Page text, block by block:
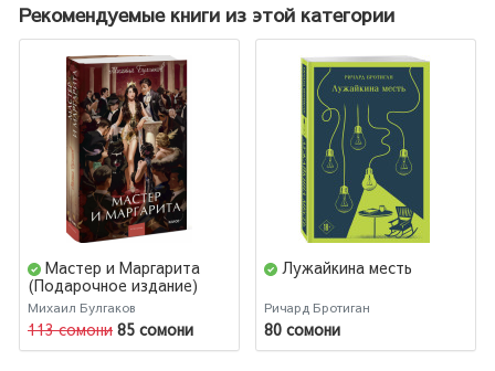
Рекомендуемые книги из этой категории
Мастер и Маргарита
(Подарочное издание)
Михаил Булгаков
113 сомони 85 сомони
Лужайкина месть
Ричард Бротиган
80 сомони